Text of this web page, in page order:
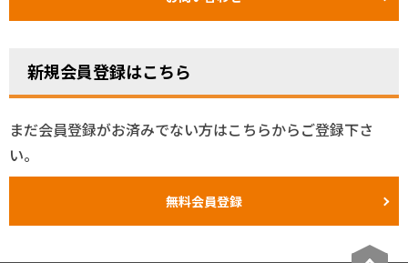
新規会員登録はこちら
まだ会員登録がお済みでない方はこちらからご登録下さ
い。
無料会員登録